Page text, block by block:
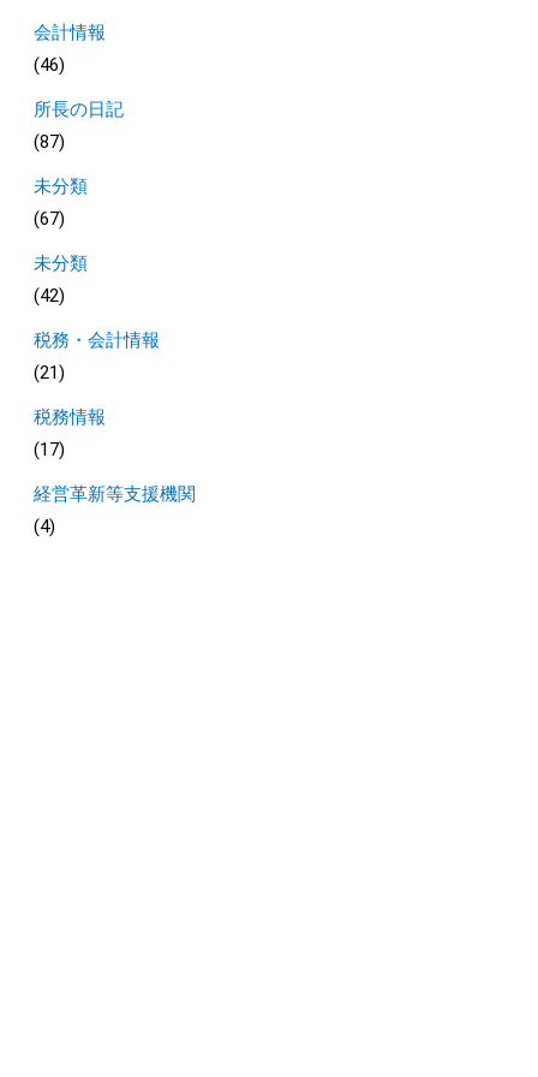
会計情報
(46)
所長の日記
(87)
未分類
(67)
未分類
(42)
税務・会計情報
(21)
税務情報
(17)
経営革新等支援機関
(4)